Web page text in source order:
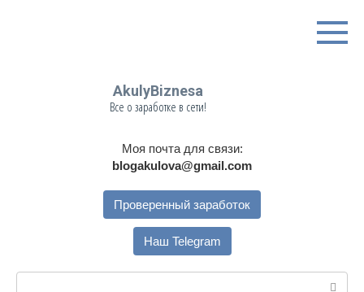
AkulyBiznesa
Все о заработке в сети!
Моя почта для связи:
blogakulova@gmail.com
Проверенный заработок
Наш Telegram